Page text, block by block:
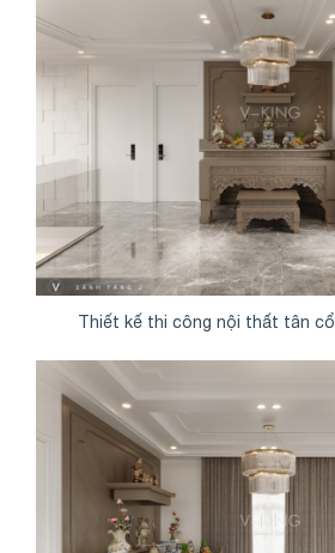
Thiết kế thi công nội thất tân cổ